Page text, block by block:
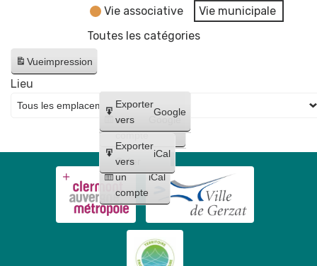
Vie associative
Vie municipale
Toutes les catégories
Vueimpression
Créer
un
compte
Google
Créer
un
compte
iCal
Exporter
vers
Google
Exporter
vers
iCal
Lieu